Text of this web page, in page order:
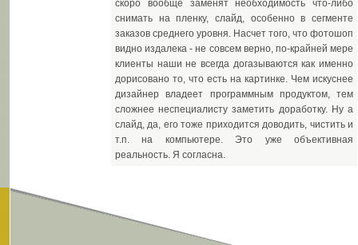
скоро вообще заменят необходимость что-либо
снимать на пленку, слайд, особенно в сегменте
заказов среднего уровня. Насчет того, что фотошоп
видно издалека - не совсем верно, по-крайней мере
клиенты наши не всегда догазываются как именно
дорисовано то, что есть на картинке. Чем искуснее
дизайнер владеет программным продуктом, тем
сложнее неспециалисту заметить доработку. Ну а
слайд, да, его тоже приходится доводить, чистить и
т.п. на компьютере. Это уже объективная
реальность. Я согласна.